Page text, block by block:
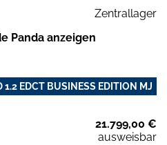
Zentrallager
Panda anzeigen
1.2 EDCT BUSINESS EDITION MJ
21.799,00 €
ausweisbar